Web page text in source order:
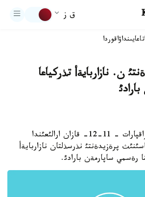
ق ز
تاعايىنداۋاقوردا
ن. نازاربايةأ تذركياعا
استانا. 8- قازان. قازاقپارات - 11-12- قازان ارالئعئندا
پرةزيدةنتئ نذرسذلتان نازاربايةأ
رةسمي ساپارمةن بارادئ.